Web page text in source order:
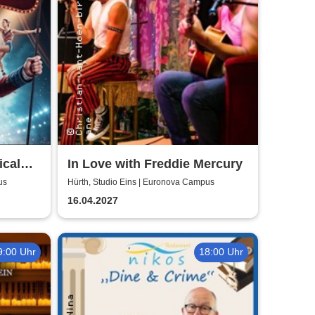
In Love with Freddie Mercury
Hürth, Studio Eins | Euronova Campus
16.04.2027
Uhr 18:00 Uhr